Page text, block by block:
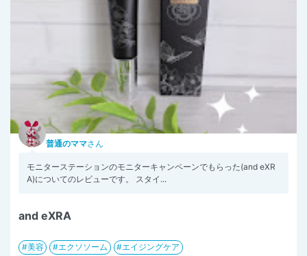
普通のママさん
モニターステーションのモニターキャンペーンでもらった(and eXR
A)についてのレビューです。 スタイ...
and eXRA
美容 エクソソーム エイジングケア